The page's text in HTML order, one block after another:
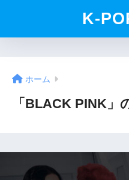
K-
ホーム
「BLACK PINK」